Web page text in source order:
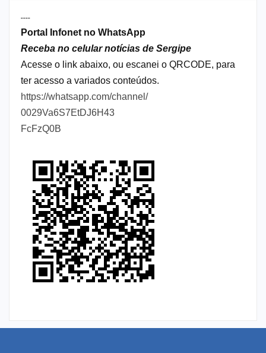
----
Portal Infonet no WhatsApp
Receba no celular notícias de Sergipe
Acesse o link abaixo, ou escanei o QRCODE, para
ter acesso a variados conteúdos.
https://whatsapp.com/channel/
0029Va6S7EtDJ6H43
FcFzQ0B